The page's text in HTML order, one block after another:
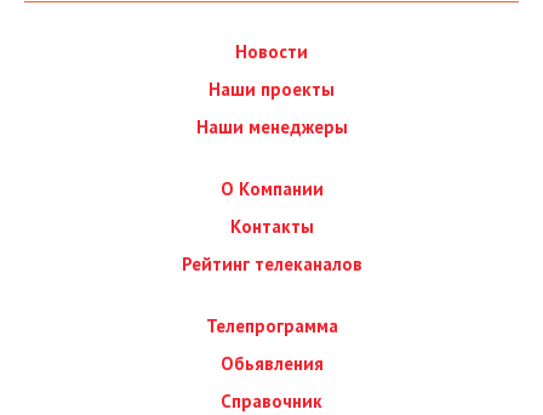
Новости
Наши проекты
Наши менеджеры
О Компании
Контакты
Рейтинг телеканалов
Телепрограмма
Обьявления
Справочник